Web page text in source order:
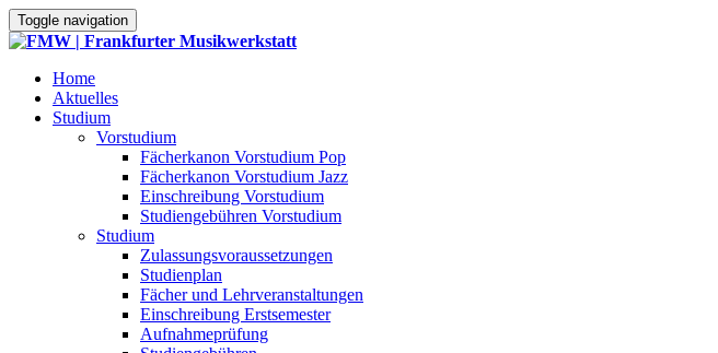
Toggle navigation
Home
Aktuelles
Studium
Vorstudium
Fächerkanon Vorstudium Pop
Fächerkanon Vorstudium Jazz
Einschreibung Vorstudium
Studiengebühren Vorstudium
Studium
Zulassungsvoraussetzungen
Studienplan
Fächer und Lehrveranstaltungen
Einschreibung Erstsemester
Aufnahmeprüfung